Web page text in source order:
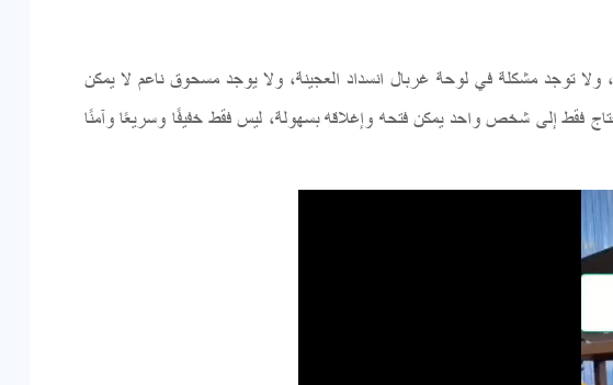
توجد مشكلة في لوحة غربال انسداد العجينة، ولا يوجد مسحوق ناعم لا يمكن
فقط إلى شخص واحد يمكن فتحه وإغلاقه بسهولة، ليس فقط خفيفًا وسريعًا وآمنًا